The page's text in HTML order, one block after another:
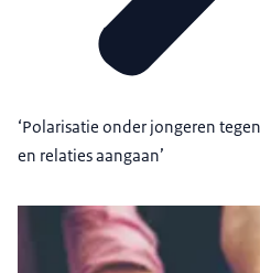
‘Polarisatie onder jongeren
en relaties aangaan’